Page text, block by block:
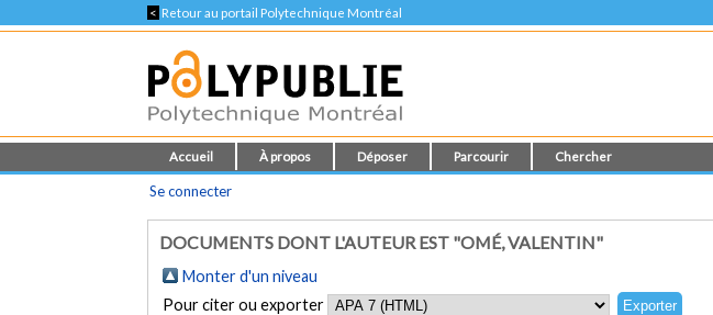
< Retour au portail Polytechnique Montréal
Accueil À propos Déposer Parcourir Chercher
Se connecter
DOCUMENTS DONT L'AUTEUR EST "OMÉ, VALENTIN"
Monter d'un niveau
Pour citer ou exporter